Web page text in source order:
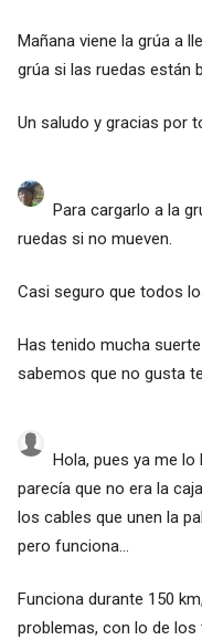
Mañana viene la grúa a
grúa si las ruedas están
Un saludo y gracias por
Para cargarlo a la
ruedas si no mueven.
Casi seguro que todos
Has tenido mucha
sabemos que no gusta
Hola, pues ya me lo
parecía que no era la
los cables que unen la
pero funciona...
Funciona durante 150
problemas, con lo de